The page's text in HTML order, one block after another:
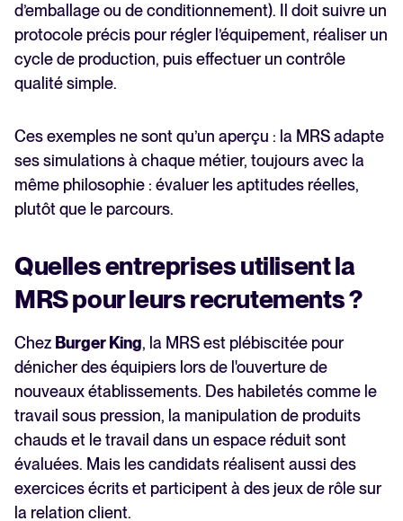
d’emballage ou de conditionnement). Il doit suivre un
protocole précis pour régler l’équipement, réaliser un
cycle de production, puis effectuer un contrôle
qualité simple.
Ces exemples ne sont qu’un aperçu : la MRS adapte
ses simulations à chaque métier, toujours avec la
même philosophie : évaluer les aptitudes réelles,
plutôt que le parcours.
Quelles entreprises utilisent la
MRS pour leurs recrutements ?
Chez Burger King, la MRS est plébiscitée pour
dénicher des équipiers lors de l'ouverture de
nouveaux établissements. Des habiletés comme le
travail sous pression, la manipulation de produits
chauds et le travail dans un espace réduit sont
évaluées. Mais les candidats réalisent aussi des
exercices écrits et participent à des jeux de rôle sur
la relation client.